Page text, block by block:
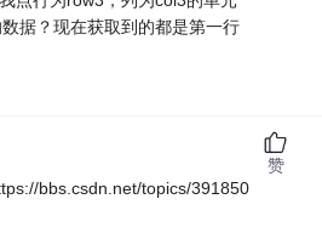
据？现在获取到的都是第一行
bbs.csdn.net/topics/391850
赞